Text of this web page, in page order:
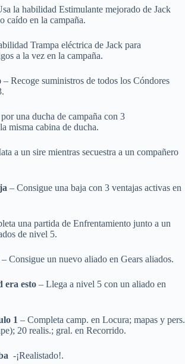
la habilidad Estimulante mejorado de Jack
caído en la campaña.
Trampa eléctrica de Jack para
a la vez en la campaña.
– Recoge suministros de todos los Cóndores
por una ducha de campaña con 3
misma cabina de ducha.
a un sire mientras secuestra a un compañero
– Consigue una baja con 3 ventajas activas en
una partida de Enfrentamiento junto a un
de nivel 5.
– Consigue un nuevo aliado en Gears aliados.
era esto – Llega a nivel 5 con un aliado en
1 – Completa camp. en Locura; mapas y pers.
20 realis.; gral. en Recorrido.
-¡Realistado!.